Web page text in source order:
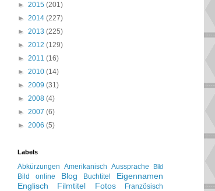
► 2015 (201)
► 2014 (227)
► 2013 (225)
► 2012 (129)
► 2011 (16)
► 2010 (14)
► 2009 (31)
► 2008 (4)
► 2007 (6)
► 2006 (5)
Labels
Abkürzungen Amerikanisch Aussprache Bild
Bild online Blog Buchtitel
Eigennamen
Englisch
Filmtitel Fotos Französisch